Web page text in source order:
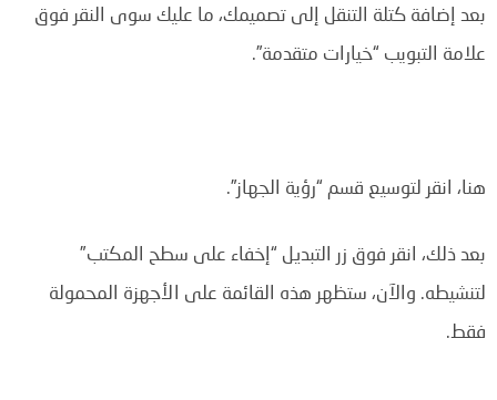
بعد إضافة كتلة التنقل إلى تصميمك، ما عليك سوى النقر فوق
علامة التبويب “خيارات متقدمة”.
هنا، انقر لتوسيع قسم “رؤية الجهاز”.
بعد ذلك، انقر فوق زر التبديل “إخفاء على سطح المكتب”
لتنشيطه. والآن، ستظهر هذه القائمة على الأجهزة المحمولة
فقط.